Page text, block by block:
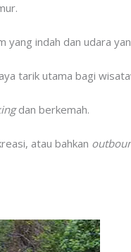
yang indah dan udara
tarik utama bagi
dan berkemah.
atau bahkan